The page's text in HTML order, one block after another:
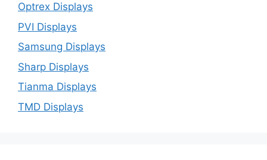
Optrex Displays
PVI Displays
Samsung Displays
Sharp Displays
Tianma Displays
TMD Displays